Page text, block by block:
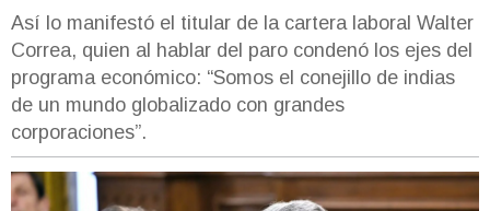
Así lo manifestó el titular de la cartera laboral Walter
Correa, quien al hablar del paro condenó los ejes del
programa económico: “Somos el conejillo de indias
de un mundo globalizado con grandes
corporaciones”.